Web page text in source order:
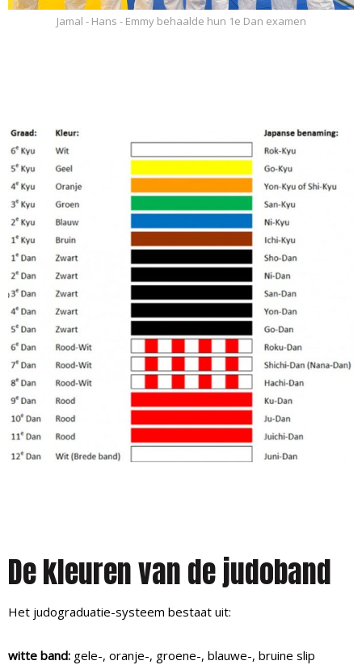
Jamal - Hans - Emmy behaalde hun 1e Dan examen
De kleuren van de judoband
Het judograduatie-systeem bestaat uit:
witte band: gele-, oranje-, groene-, blauwe-, bruine slip